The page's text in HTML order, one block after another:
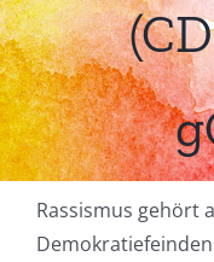
Rassismus gehört